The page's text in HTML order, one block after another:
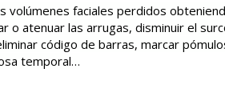
volúmenes faciales perdidos
o atenuar las arrugas, disminuir el
código de barras, marcar
temporal…